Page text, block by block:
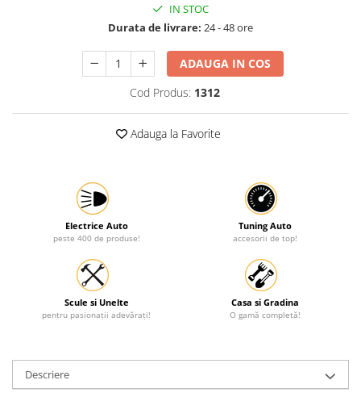
Suport motocicleta
Tunuri de caldura si aeroteme
IN STOC
Durata de livrare: 24 - 48 ore
ADAUGA IN COS
Cod Produs: 1312
Adauga la Favorite
Electrice Auto
peste 400 de produse!
Tuning Auto
accesorii de top!
Scule si Unelte
pentru pasionații adevărați!
Casa si Gradina
O gamă completă!
Descriere